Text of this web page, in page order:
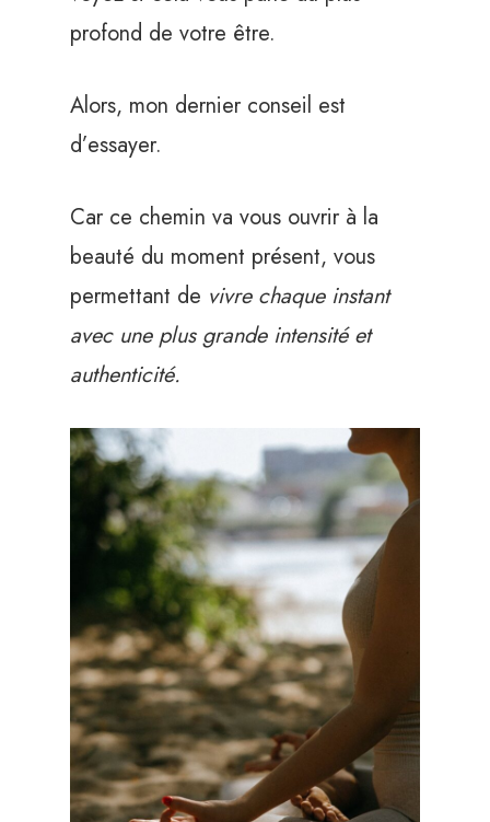
profond de votre être.
Alors, mon dernier conseil est
d’essayer.
Car ce chemin va vous ouvrir à la
beauté du moment présent, vous
permettant de vivre chaque instant
avec une plus grande intensité et
authenticité.